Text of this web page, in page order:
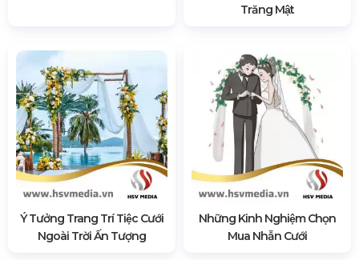
Trăng Mật
Ý Tưởng Trang Trí Tiệc Cưới
Ngoài Trời Ấn Tượng
Những Kinh Nghiệm Chọn
Mua Nhẫn Cưới